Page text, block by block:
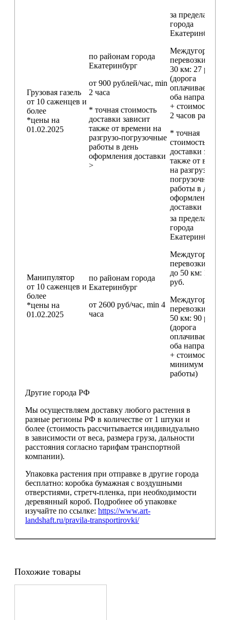
Грузовая газель
от 10 саженцев и
более
*цены на
01.02.2025
по районам города
Екатеринбург
от 900 рублей/час, min
2 часа
* точная стоимость
доставки зависит
также от времени на
разгрузо-погрузочные
работы в день
оформления доставки
>
за пределами
города
Екатеринбург
Междугородние
перевозки
30 км: 27 руб./км
(дорога
оплачивается в
оба направления
+ стоимость min
2 часов работы)
* точная
стоимость
доставки
также от
на разгрузо-
погрузочные
работы в день
оформления
доставки
Манипулятор
от 10 саженцев и
более
*цены на
01.02.2025
по районам города
Екатеринбург
от 2600 руб/час, min 4
часа
за пределами
города
Екатеринбург
Междугородние
перевозки
до 50 км: 18 000
руб.
Междугородние
перевозки
50 км: 90 руб./км
(дорога
оплачивается в
оба направления
+ стоимость
минимум 4
работы)
Другие города РФ
Мы осуществляем доставку любого растения в
разные регионы РФ в количестве от 1 штуки и
более (стоимость рассчитывается индивидуально
в зависимости от веса, размера груза, дальности
расстояния согласно тарифам транспортной
компании).
Упаковка растения при отправке в другие города
бесплатно: коробка бумажная с воздушными
отверстиями, стретч-пленка, при необходимости
деревянный короб. Подробнее об упаковке
изучайте по ссылке: https://www.art-
landshaft.ru/pravila-transportirovki/
Похожие товары